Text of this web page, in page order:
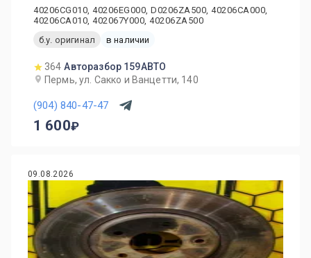
40206CG010, 40206EG000, D0206ZA500, 40206CA000,
40206CA010, 402067Y000, 40206ZA500
б.у. оригинал
в наличии
364 Авторазбор 159АВТО
Пермь, ул. Сакко и Ванцетти, 140
(904) 840-47-47
1 600
09.08.2026